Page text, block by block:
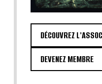
DÉCOUVREZ
DEVENEZ MEMBRE